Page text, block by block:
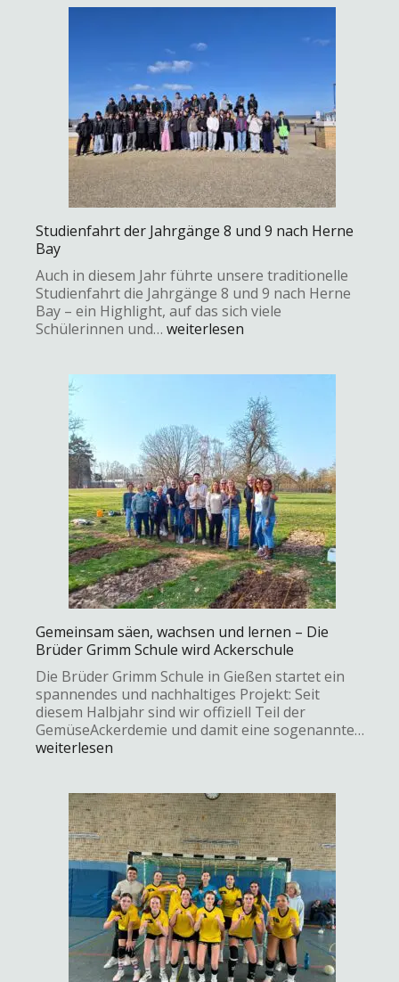
Studienfahrt der Jahrgänge 8 und 9 nach Herne
Bay
Auch in diesem Jahr führte unsere traditionelle
Studienfahrt die Jahrgänge 8 und 9 nach Herne
Bay – ein Highlight, auf das sich viele
Schülerinnen und… weiterlesen
Gemeinsam säen, wachsen und lernen – Die
Brüder Grimm Schule wird Ackerschule
Die Brüder Grimm Schule in Gießen startet ein
spannendes und nachhaltiges Projekt: Seit
diesem Halbjahr sind wir offiziell Teil der
GemüseAckerdemie und damit eine sogenannte…
weiterlesen